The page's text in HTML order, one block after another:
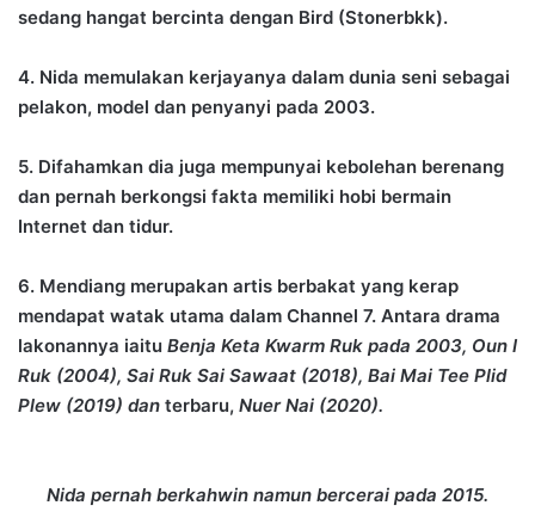
sedang hangat bercinta dengan Bird (Stonerbkk).
4. Nida memulakan kerjayanya dalam dunia seni sebagai
pelakon, model dan penyanyi pada 2003.
5. Difahamkan dia juga mempunyai kebolehan berenang
dan pernah berkongsi fakta memiliki hobi bermain
Internet dan tidur.
6. Mendiang merupakan artis berbakat yang kerap
mendapat watak utama dalam Channel 7. Antara drama
lakonannya iaitu Benja Keta Kwarm Ruk pada 2003, Oun I
Ruk (2004), Sai Ruk Sai Sawaat (2018), Bai Mai Tee Plid
Plew (2019) dan terbaru, Nuer Nai (2020).
Nida pernah berkahwin namun bercerai pada 2015.